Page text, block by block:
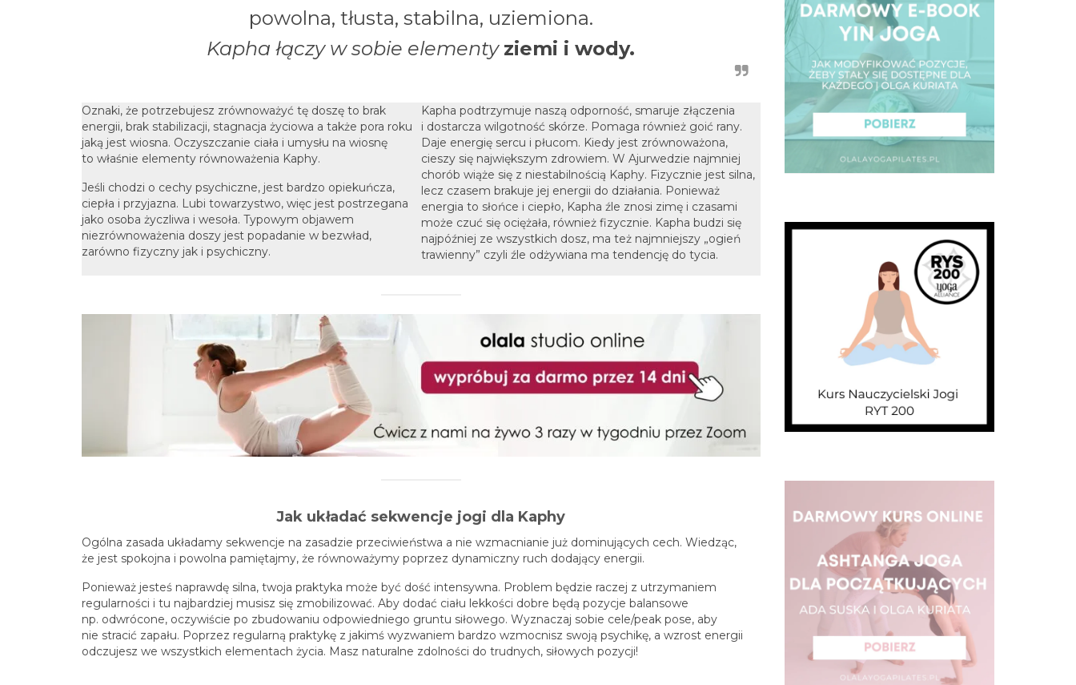
powolna, tłusta, stabilna, uziemiona.
Kapha łączy w sobie elementy ziemi i wody.
Oznaki, że potrzebujesz zrównoważyć tę doszę to brak
energii, brak stabilizacji, stagnacja życiowa a także pora roku
jaką jest wiosna. Oczyszczanie ciała i umysłu na wiosnę
to właśnie elementy równoważenia Kaphy.
Jeśli chodzi o cechy psychiczne, jest bardzo opiekuńcza,
ciepła i przyjazna. Lubi towarzystwo, więc jest postrzegana
jako osoba życzliwa i wesoła. Typowym objawem
niezrównoważenia doszy jest popadanie w bezwład,
zarówno fizyczny jak i psychiczny.
Kapha podtrzymuje naszą odporność, smaruje złączenia
i dostarcza wilgotność skórze. Pomaga również goić rany.
Daje energię sercu i płucom. Kiedy jest zrównoważona,
cieszy się największym zdrowiem. W Ajurwedzie najmniej
chorób wiąże się z niestabilnością Kaphy. Fizycznie jest silna,
lecz czasem brakuje jej energii do działania. Ponieważ
energia to słońce i ciepło, Kapha źle znosi zimę i czasami
może czuć się ociężała, również fizycznie. Kapha budzi się
najpóźniej ze wszystkich dosz, ma też najmniejszy „ogień
trawienny” czyli źle odżywiana ma tendencję do tycia.
Jak układać sekwencje jogi dla Kaphy
Ogólna zasada układamy sekwencje na zasadzie przeciwieństwa a nie wzmacnianie już dominujących cech. Wiedząc,
że jest spokojna i powolna pamiętajmy, że równoważymy poprzez dynamiczny ruch dodający energii.
Ponieważ jesteś naprawdę silna, twoja praktyka może być dość intensywna. Problem będzie raczej z utrzymaniem
regularności i tu najbardziej musisz się zmobilizować. Aby dodać ciału lekkości dobre będą pozycje balansowe
np. odwrócone, oczywiście po zbudowaniu odpowiedniego gruntu siłowego. Wyznaczaj sobie cele/peak pose, aby
nie stracić zapału. Poprzez regularną praktykę z jakimś wyzwaniem bardzo wzmocnisz swoją psychikę, a wzrost energii
odczujesz we wszystkich elementach życia. Masz naturalne zdolności do trudnych, siłowych pozycji!